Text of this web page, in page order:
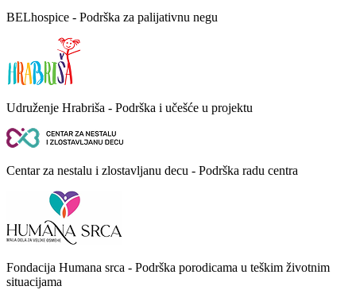
BELhospice - Podrška za palijativnu negu
Udruženje Hrabriša - Podrška i učešće u projektu
Centar za nestalu i zlostavljanu decu - Podrška radu centra
Fondacija Humana srca - Podrška porodicama u teškim životnim
situacijama